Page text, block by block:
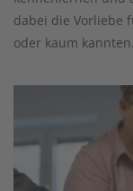
dabei die Vorliebe
oder kaum kannten.